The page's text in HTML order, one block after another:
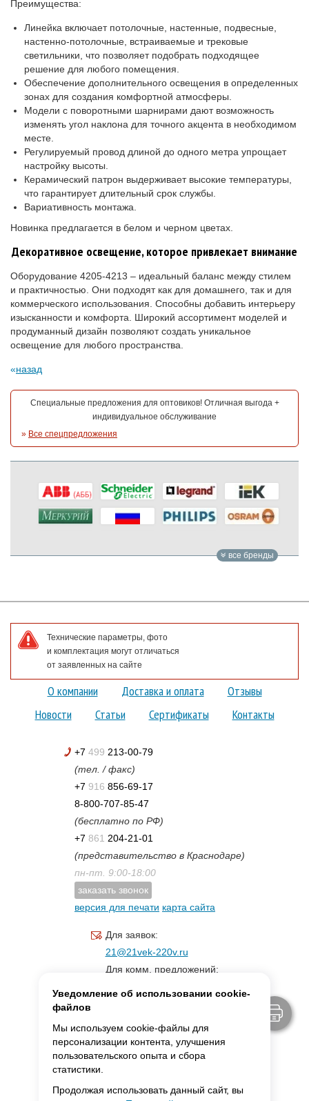
Преимущества:
Линейка включает потолочные, настенные, подвесные,
настенно-потолочные, встраиваемые и трековые
светильники, что позволяет подобрать подходящее
решение для любого помещения.
Обеспечение дополнительного освещения в определенных
зонах для создания комфортной атмосферы.
Модели с поворотными шарнирами дают возможность
изменять угол наклона для точного акцента в необходимом
месте.
Регулируемый провод длиной до одного метра упрощает
настройку высоты.
Керамический патрон выдерживает высокие температуры,
что гарантирует длительный срок службы.
Вариативность монтажа.
Новинка предлагается в белом и черном цветах.
Декоративное освещение, которое привлекает внимание
Оборудование 4205-4213 – идеальный баланс между стилем
и практичностью. Они подходят как для домашнего, так и для
коммерческого использования. Способны добавить интерьеру
изысканности и комфорта. Широкий ассортимент моделей и
продуманный дизайн позволяют создать уникальное
освещение для любого пространства.
назад
Специальные предложения для оптовиков! Отличная выгода +
индивидуальное обслуживание
» Все спецпредложения
все бренды
Технические параметры, фото
и комплектация могут отличаться
от заявленных на сайте
О компании Доставка и оплата
Отзывы
Новости
Статьи Сертификаты Контакты
+7 499 213-00-79
(тел. / факс)
+7 916 856-69-17
8-800-707-85-47
(бесплатно по РФ)
+7 861 204-21-01
(представительство в Краснодаре)
пн-пт. 9:00-18:00
заказать звонок
версия для печати карта сайта
Для заявок:
21@21vek-220v.ru
Для комм. предложений:
Уведомление об использовании cookie-
файлов
Мы используем cookie-файлы для
персонализации контента, улучшения
пользовательского опыта и сбора
статистики.
Продолжая использовать данный сайт, вы